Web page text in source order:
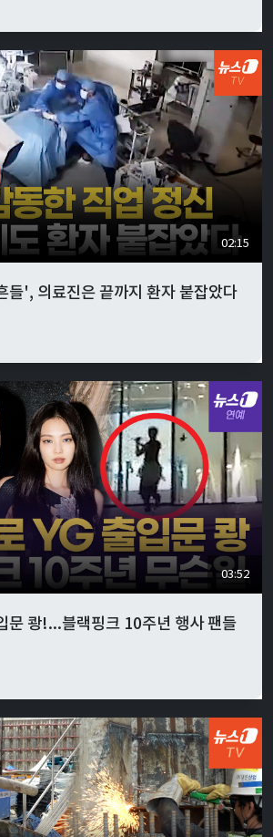
02:15
들', 의료진은 끝까지 환자 붙잡았다
03:52
문 쾅!...블랙핑크 10주년 행사 팬들